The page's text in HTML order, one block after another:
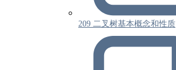
209 二叉树基本概念和性质